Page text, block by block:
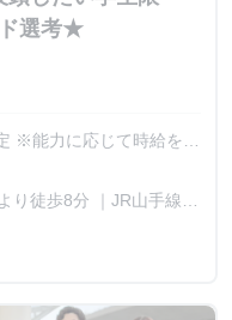
選考★
※能力に応じて時給を都
環境 ※インターン生に
実績あり
り徒歩8分 ｜JR山手線